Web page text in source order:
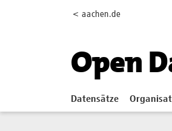
< aachen.de
Open
Datensätze